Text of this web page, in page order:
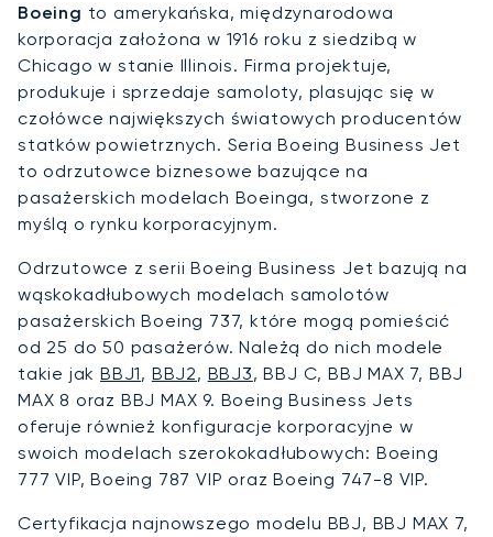
Boeing to amerykańska, międzynarodowa
korporacja założona w 1916 roku z siedzibą w
Chicago w stanie Illinois. Firma projektuje,
produkuje i sprzedaje samoloty, plasując się w
czołówce największych światowych producentów
statków powietrznych. Seria Boeing Business Jet
to odrzutowce biznesowe bazujące na
pasażerskich modelach Boeinga, stworzone z
myślą o rynku korporacyjnym.
Odrzutowce z serii Boeing Business Jet bazują na
wąskokadłubowych modelach samolotów
pasażerskich Boeing 737, które mogą pomieścić
od 25 do 50 pasażerów. Należą do nich modele
takie jak BBJ1, BBJ2, BBJ3, BBJ C, BBJ MAX 7, BBJ
MAX 8 oraz BBJ MAX 9. Boeing Business Jets
oferuje również konfiguracje korporacyjne w
swoich modelach szerokokadłubowych: Boeing
777 VIP, Boeing 787 VIP oraz Boeing 747-8 VIP.
Certyfikacja najnowszego modelu BBJ, BBJ MAX 7,